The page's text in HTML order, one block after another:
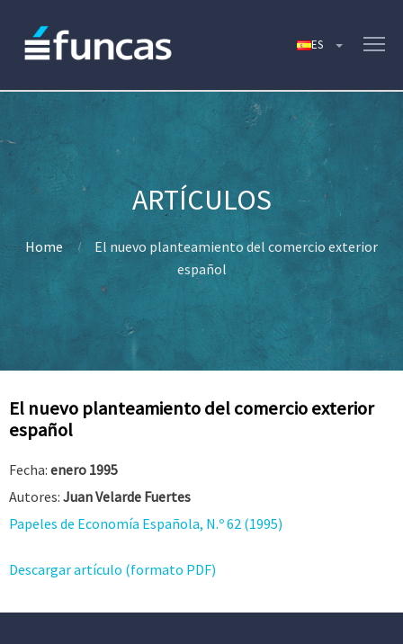
Home
El nuevo planteamiento del comercio exterior
español
El nuevo planteamiento del comercio exterior
español
Fecha: enero 1995
Autores: Juan Velarde Fuertes
Papeles de Economía Española, N.º 62 (1995)
Descargar artículo (formato PDF)